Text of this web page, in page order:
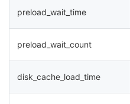
preload_wait_time
preload_wait_count
disk_cache_load_time